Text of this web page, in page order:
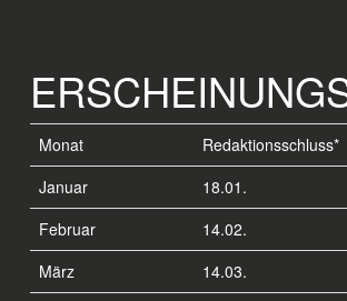
Monat Redaktionsschluss*
Januar
18.01.
Februar
14.02.
März
14.03.